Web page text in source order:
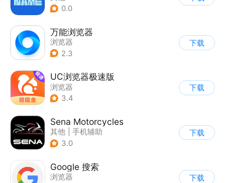
0.0
万能浏览器
浏览器
2.3
下载
UC浏览器极速版
浏览器
3.4
下载
Sena Motorcycles
其他
手机辅助
3.0
下载
Google 搜索
浏览器
下载